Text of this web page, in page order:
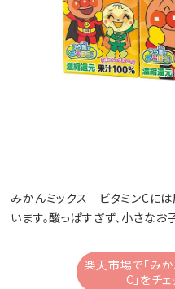
みかんミックス ビタミンCには
います。酸っぱすぎず、小さなお
楽天市場で「み
C」をチ